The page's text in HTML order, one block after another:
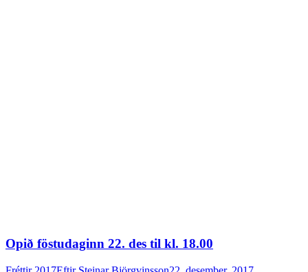
Opið föstudaginn 22. des til kl. 18.00